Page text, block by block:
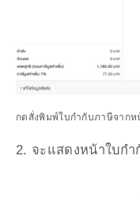
กดสั่งพิมพ์ใบกำกับภาษีจากห
2. จะแสดงหน้าใบก